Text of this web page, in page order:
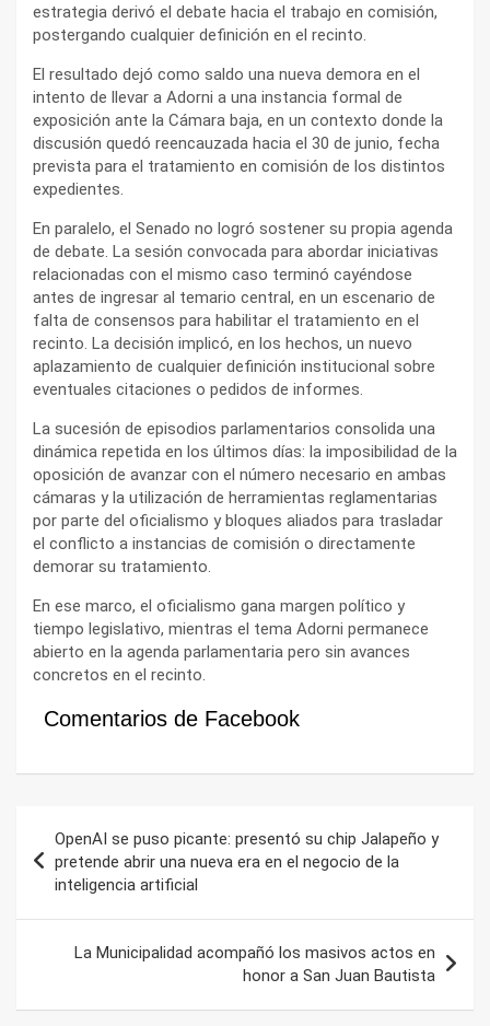
estrategia derivó el debate hacia el trabajo en comisión,
postergando cualquier definición en el recinto.
El resultado dejó como saldo una nueva demora en el
intento de llevar a Adorni a una instancia formal de
exposición ante la Cámara baja, en un contexto donde la
discusión quedó reencauzada hacia el 30 de junio, fecha
prevista para el tratamiento en comisión de los distintos
expedientes.
En paralelo, el Senado no logró sostener su propia agenda
de debate. La sesión convocada para abordar iniciativas
relacionadas con el mismo caso terminó cayéndose
antes de ingresar al temario central, en un escenario de
falta de consensos para habilitar el tratamiento en el
recinto. La decisión implicó, en los hechos, un nuevo
aplazamiento de cualquier definición institucional sobre
eventuales citaciones o pedidos de informes.
La sucesión de episodios parlamentarios consolida una
dinámica repetida en los últimos días: la imposibilidad de la
oposición de avanzar con el número necesario en ambas
cámaras y la utilización de herramientas reglamentarias
por parte del oficialismo y bloques aliados para trasladar
el conflicto a instancias de comisión o directamente
demorar su tratamiento.
En ese marco, el oficialismo gana margen político y
tiempo legislativo, mientras el tema Adorni permanece
abierto en la agenda parlamentaria pero sin avances
concretos en el recinto.
Comentarios de Facebook
de
entradas
OpenAI se puso picante: presentó su chip Jalapeño y
pretende abrir una nueva era en el negocio de la
inteligencia artificial
La Municipalidad acompañó los masivos actos en
honor a San Juan Bautista